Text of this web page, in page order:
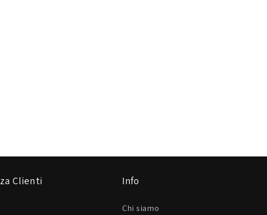
Clienti Info
Chi siamo